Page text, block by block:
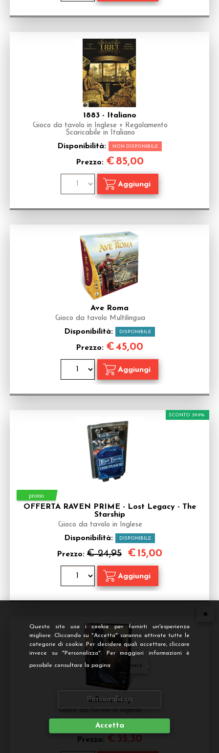
Questo sito usa i cookie per fornirti un'esperienza
migliore. Cliccando su "Accetta" saranno attivate tutte le
categorie di cookie. Per decidere quali accettare, cliccare
invece su "Personalizza". Per maggiori informazioni è
possibile consultare la pagina Privacy .
Personalizza
Accetta
1883 - Italiano
Gioco da tavolo in Inglese + Regolamento
Scaricabile in Italiano
Disponibilità: NON DISPONIBILE
Prezzo: € 85,00
Ave Roma
Gioco da tavolo Multilingua
Disponibilità: DISPONIBILE
Prezzo: €45,00
OFFERTA RAVEN PRIME - Lost Legacy - The
Starship
Gioco da tavolo in Inglese
Disponibilità: DISPONIBILE
Prezzo: € 24,95
SCONTO 39.9%
€15,00
Infinite City
Gioco da tavolo in inglese
Disponibilità: DISPONIBILE
Prezzo: € 35,30